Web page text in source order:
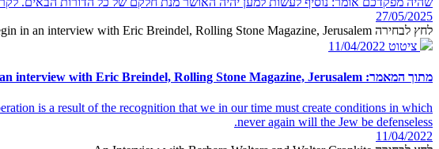
27/05/2025
לחץ לבחירה PM Begin in an interview with Eric Breindel, Rolling Stone Magazine, Jerusalem
ציטוט 11/04/2022
מתוך המאמר: PM Begin in an interview with Eric Breindel, Rolling Stone Magazine, Jerusalem
is a result of the recognition that we in our time must create conditions in which
never again will the Jew be defenseless.
11/04/2022